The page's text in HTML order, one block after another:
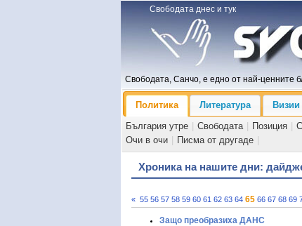
Свободата днес и тук
Свободата, Санчо, е едно от най-ценните
Политика Литература Визии
България утре
Свободата Позиция
Очи в очи
Писма от другаде
Хроника на нашите дни:
« 55 56 57 58 59 60 61 62 63 64 65 66 67 68 69
Защо преобразиха ДАНС